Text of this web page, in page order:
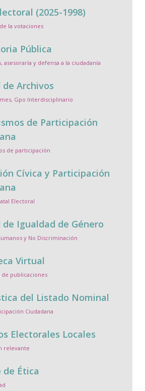
(2025-1998)
la votaciones
Pública
asesoraría y defensa a la ciudadanía
de Archivos
Gpo Interdisciplinario
de Participación
de participación
Cívica y Participación
Electoral
de Igualdad de Género
y No Discriminación
Virtual
de publicaciones
del Listado Nominal
Ciudadana
Electorales Locales
relevante
de Ética